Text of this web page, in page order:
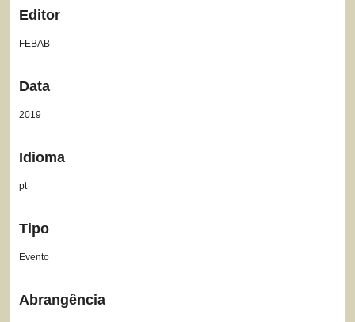
Editor
FEBAB
Data
2019
Idioma
pt
Tipo
Evento
Abrangência